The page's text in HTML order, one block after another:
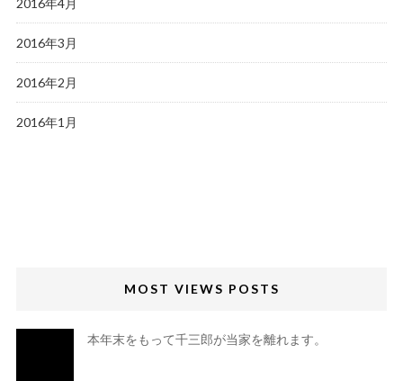
2016年4月
2016年3月
2016年2月
2016年1月
MOST VIEWS POSTS
本年末をもって千三郎が当家を離れます。